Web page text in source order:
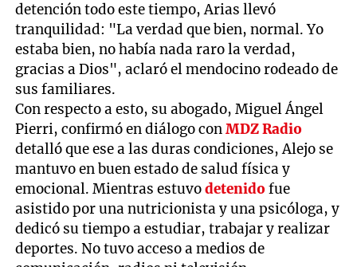
detención todo este tiempo, Arias llevó
tranquilidad: "La verdad que bien, normal. Yo
estaba bien, no había nada raro la verdad,
gracias a Dios", aclaró el mendocino rodeado de
sus familiares.
Con respecto a esto, su abogado, Miguel Ángel
Pierri, confirmó en diálogo conMDZ Radio
detalló que ese a las duras condiciones, Alejo se
mantuvo en buen estado de salud física y
emocional. Mientras estuvodetenidofue
asistido por una nutricionista y una psicóloga, y
dedicó su tiempo a estudiar, trabajar y realizar
deportes. No tuvo acceso a medios de